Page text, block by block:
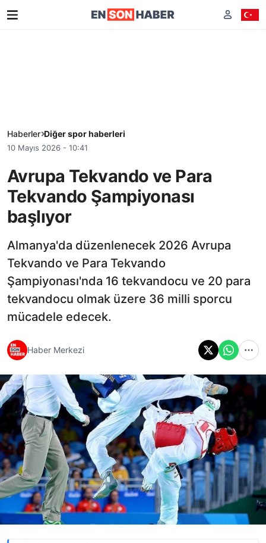
Haberler Diğer spor haberleri
10 Mayıs 2026 - 10:41
Avrupa Tekvando ve Para
Tekvando Şampiyonası
başlıyor
Almanya'da düzenlenecek 2026 Avrupa
Tekvando ve Para Tekvando
Şampiyonası'nda 16 tekvandocu ve 20 para
tekvandocu olmak üzere 36 milli sporcu
mücadele edecek.
Haber Merkezi